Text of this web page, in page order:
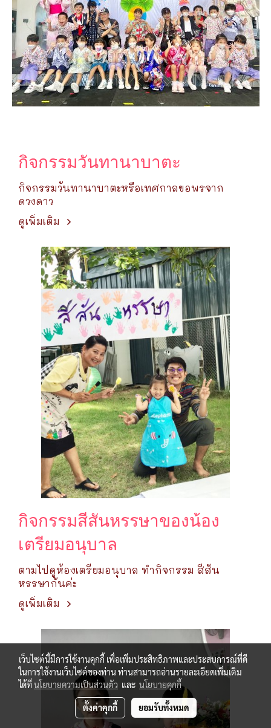
กิจกรรมวันทานาบาตะ
กิจกรรมวันทานาบาตะหรือเทศกาลขอพรจาก
ดวงดาว
ดูเพิ่มเติม
กิจกรรมสีสันหรรษาของน้อง
เตรียมอนุบาล
ตามไปดูห้องเตรียมอนุบาล ทำกิจกรรม สีสัน
หรรษากันค่ะ
ดูเพิ่มเติม
เว็บไซต์นี้มีการใช้งานคุกกี้ เพื่อเพิ่มประสิทธิภาพและประสบการณ์ที่ดี
ในการใช้งานเว็บไซต์ของท่าน ท่านสามารถอ่านรายละเอียดเพิ่มเติม
ได้ที่นโยบายความเป็นส่วนตัว และ นโยบายคุกกี้
ตั้งค่าคุกกี้ ยอมรับทั้งหมด